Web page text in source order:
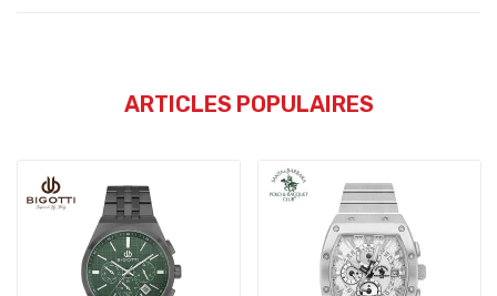
ARTICLES POPULAIRES